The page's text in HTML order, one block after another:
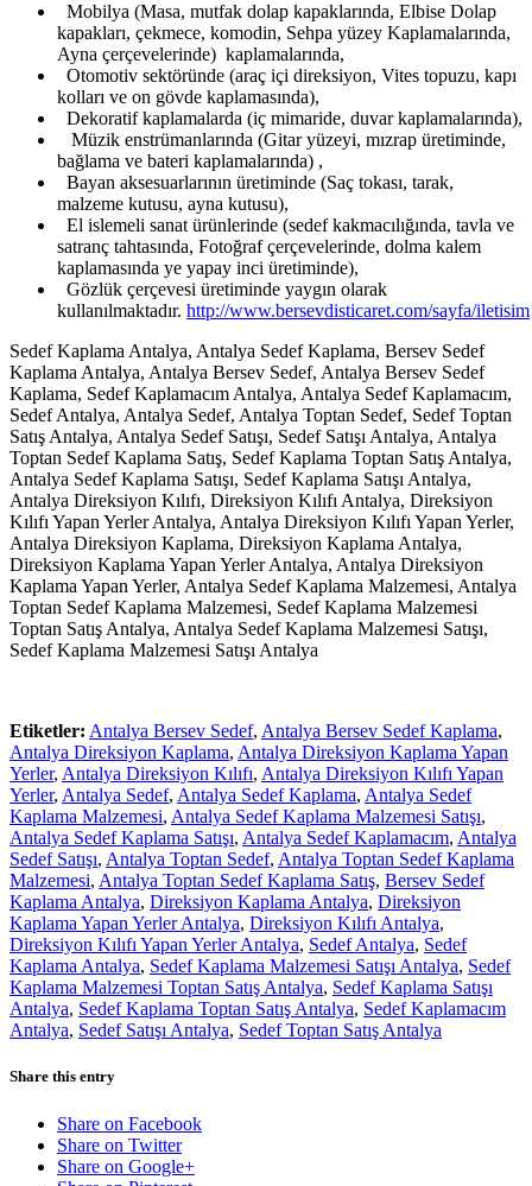
Mobilya (Masa, mutfak dolap kapaklarında, Elbise Dolap
kapakları, çekmece, komodin, Sehpa yüzey Kaplamalarında,
Ayna çerçevelerinde) kaplamalarında,
Otomotiv sektöründe (araç içi direksiyon, Vites topuzu, kapı
kolları ve on gövde kaplamasında),
Dekoratif kaplamalarda (iç mimaride, duvar kaplamalarında),
Müzik enstrümanlarında (Gitar yüzeyi, mızrap üretiminde,
bağlama ve bateri kaplamalarında) ,
Bayan aksesuarlarının üretiminde (Saç tokası, tarak,
malzeme kutusu, ayna kutusu),
El islemeli sanat ürünlerinde (sedef kakmacılığında, tavla ve
satranç tahtasında, Fotoğraf çerçevelerinde, dolma kalem
kaplamasında ye yapay inci üretiminde),
Gözlük çerçevesi üretiminde yaygın olarak
kullanılmaktadır. http://www.bersevdisticaret.com/sayfa/iletisim
Sedef Kaplama Antalya, Antalya Sedef Kaplama, Bersev Sedef
Kaplama Antalya, Antalya Bersev Sedef, Antalya Bersev Sedef
Kaplama, Sedef Kaplamacım Antalya, Antalya Sedef Kaplamacım,
Sedef Antalya, Antalya Sedef, Antalya Toptan Sedef, Sedef Toptan
Satış Antalya, Antalya Sedef Satışı, Sedef Satışı Antalya, Antalya
Toptan Sedef Kaplama Satış, Sedef Kaplama Toptan Satış Antalya,
Antalya Sedef Kaplama Satışı, Sedef Kaplama Satışı Antalya,
Antalya Direksiyon Kılıfı, Direksiyon Kılıfı Antalya, Direksiyon
Kılıfı Yapan Yerler Antalya, Antalya Direksiyon Kılıfı Yapan Yerler,
Antalya Direksiyon Kaplama, Direksiyon Kaplama Antalya,
Direksiyon Kaplama Yapan Yerler Antalya, Antalya Direksiyon
Kaplama Yapan Yerler, Antalya Sedef Kaplama Malzemesi, Antalya
Toptan Sedef Kaplama Malzemesi, Sedef Kaplama Malzemesi
Toptan Satış Antalya, Antalya Sedef Kaplama Malzemesi Satışı,
Sedef Kaplama Malzemesi Satışı Antalya
Etiketler: Antalya Bersev Sedef, Antalya Bersev Sedef Kaplama,
Antalya Direksiyon Kaplama, Antalya Direksiyon Kaplama Yapan
Yerler, Antalya Direksiyon Kılıfı, Antalya Direksiyon Kılıfı Yapan
Yerler, Antalya Sedef, Antalya Sedef Kaplama, Antalya Sedef
Kaplama Malzemesi, Antalya Sedef Kaplama Malzemesi Satışı,
Antalya Sedef Kaplama Satışı, Antalya Sedef Kaplamacım, Antalya
Sedef Satışı, Antalya Toptan Sedef, Antalya Toptan Sedef Kaplama
Malzemesi, Antalya Toptan Sedef Kaplama Satış, Bersev Sedef
Kaplama Antalya, Direksiyon Kaplama Antalya, Direksiyon
Kaplama Yapan Yerler Antalya, Direksiyon Kılıfı Antalya,
Direksiyon Kılıfı Yapan Yerler Antalya, Sedef Antalya, Sedef
Kaplama Antalya, Sedef Kaplama Malzemesi Satışı Antalya, Sedef
Kaplama Malzemesi Toptan Satış Antalya, Sedef Kaplama Satışı
Antalya, Sedef Kaplama Toptan Satış Antalya, Sedef Kaplamacım
Antalya, Sedef Satışı Antalya, Sedef Toptan Satış Antalya
Share this entry
Share on Facebook
Share on Twitter
Share on Google+